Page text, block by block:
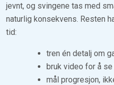
jevnt, og svingene tas med
naturlig konsekvens. Resten
tid:
tren én detalj om
bruk video for å
mål progresjon,